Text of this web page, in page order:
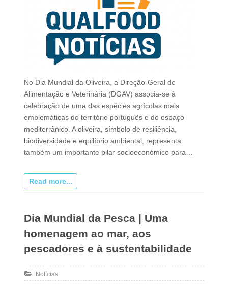
No Dia Mundial da Oliveira, a Direção-Geral de
Alimentação e Veterinária (DGAV) associa-se à
celebração de uma das espécies agrícolas mais
emblemáticas do território português e do espaço
mediterrânico. A oliveira, símbolo de resiliência,
biodiversidade e equilíbrio ambiental, representa
também um importante pilar socioeconómico para…
Read more...
Dia Mundial da Pesca | Uma
homenagem ao mar, aos
pescadores e à sustentabilidade
Notícias